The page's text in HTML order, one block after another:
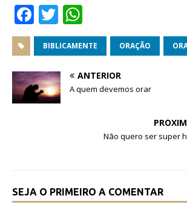
F
a
c
e
b
o
T
w
it
te
r
h
at
s
A
BIBLICAMENTE ORAÇÃO
ANTERIOR
A quem devemos orar
Não quero ser super
SEJA O PRIMEIRO A COMENTAR